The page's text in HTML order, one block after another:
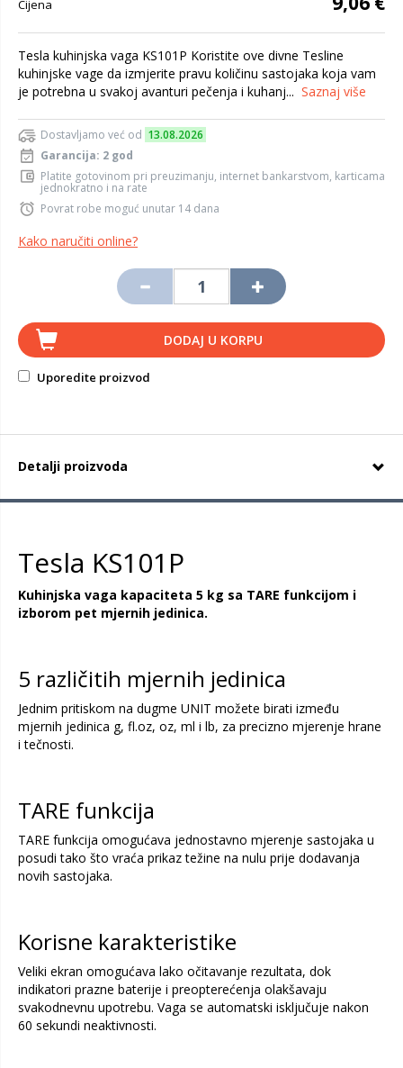
Cijena
Tesla kuhinjska vaga KS101P Koristite ove divne Tesline
kuhinjske vage da izmjerite pravu količinu sastojaka koja vam
je potrebna u svakoj avanturi pečenja i kuhanj... Saznaj više
Dostavljamo već od 13.08.2026
Garancija: 2 god
Platite gotovinom pri preuzimanju, internet bankarstvom, karticama
jednokratno i na rate
Povrat robe moguć unutar 14 dana
Kako naručiti online?
DODAJ U KORPU
Uporedite proizvod
Detalji proizvoda
Tesla KS101P
Kuhinjska vaga kapaciteta 5 kg sa TARE funkcijom i
izborom pet mjernih jedinica.
5 različitih mjernih jedinica
Jednim pritiskom na dugme UNIT možete birati između
mjernih jedinica g, fl.oz, oz, ml i lb, za precizno mjerenje hrane
i tečnosti.
TARE funkcija
TARE funkcija omogućava jednostavno mjerenje sastojaka u
posudi tako što vraća prikaz težine na nulu prije dodavanja
novih sastojaka.
Korisne karakteristike
Veliki ekran omogućava lako očitavanje rezultata, dok
indikatori prazne baterije i preopterećenja olakšavaju
svakodnevnu upotrebu. Vaga se automatski isključuje nakon
60 sekundi neaktivnosti.